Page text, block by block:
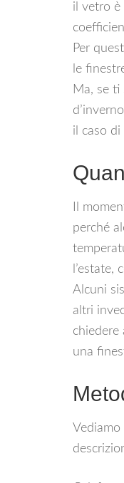
il vetro è
Per
le
Ma, se ti
il caso di
Il
perché
Alcuni
altri
chiedere
una